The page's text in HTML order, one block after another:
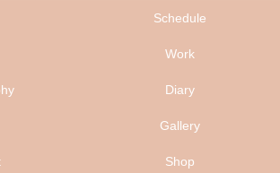
Schedule
Work
Diary
Gallery
Shop